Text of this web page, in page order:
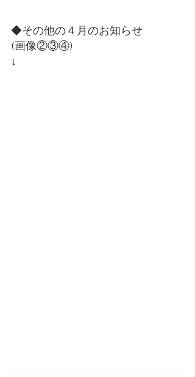
◆その他の４月のお知らせ
(画像②③④)
↓